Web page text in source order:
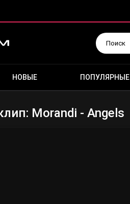
НОВЫЕ ПОПУЛЯРНЫЕ
Morandi - Angels